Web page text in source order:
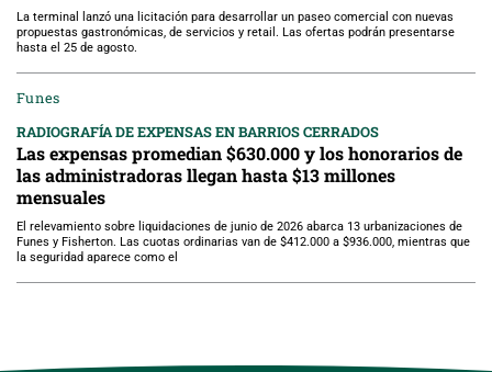
La terminal lanzó una licitación para desarrollar un paseo comercial con nuevas
propuestas gastronómicas, de servicios y retail. Las ofertas podrán presentarse
hasta el 25 de agosto.
Funes
RADIOGRAFÍA DE EXPENSAS EN BARRIOS CERRADOS
Las expensas promedian $630.000 y los honorarios de
las administradoras llegan hasta $13 millones
mensuales
El relevamiento sobre liquidaciones de junio de 2026 abarca 13 urbanizaciones de
Funes y Fisherton. Las cuotas ordinarias van de $412.000 a $936.000, mientras que
la seguridad aparece como el